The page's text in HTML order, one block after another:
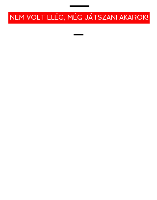
NEM VOLT ELÉG, MÉG JÁTSZANI AKAROK!